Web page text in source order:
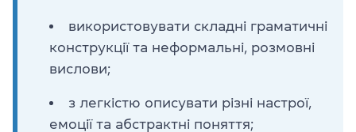
використовувати складні граматичні
конструкції та неформальні, розмовні
вислови;
з легкістю описувати різні настрої,
емоції та абстрактні поняття;